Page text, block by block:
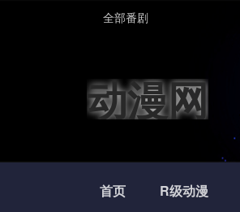
全部番剧
动漫网
首页 R级动漫